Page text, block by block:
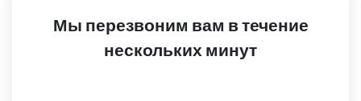
Мы перезвоним вам в течение
нескольких минут